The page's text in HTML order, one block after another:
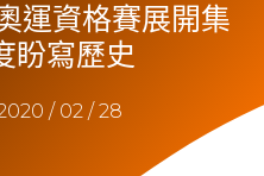
運資格賽展開集
盼寫歷史
/ 02 / 28